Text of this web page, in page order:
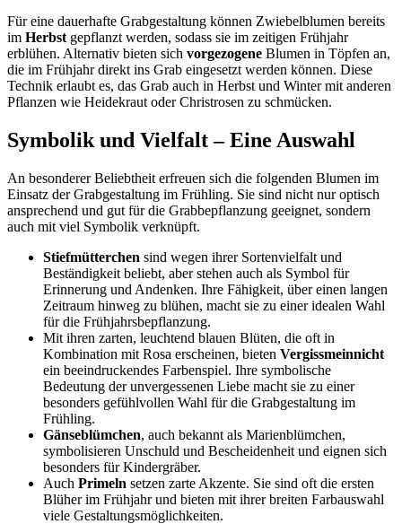
Für eine dauerhafte Grabgestaltung können Zwiebelblumen bereits
im Herbst gepflanzt werden, sodass sie im zeitigen Frühjahr
erblühen. Alternativ bieten sich vorgezogene Blumen in Töpfen an,
die im Frühjahr direkt ins Grab eingesetzt werden können. Diese
Technik erlaubt es, das Grab auch in Herbst und Winter mit anderen
Pflanzen wie Heidekraut oder Christrosen zu schmücken.
Symbolik und Vielfalt – Eine Auswahl
An besonderer Beliebtheit erfreuen sich die folgenden Blumen im
Einsatz der Grabgestaltung im Frühling. Sie sind nicht nur optisch
ansprechend und gut für die Grabbepflanzung geeignet, sondern
auch mit viel Symbolik verknüpft.
Stiefmütterchen sind wegen ihrer Sortenvielfalt und
Beständigkeit beliebt, aber stehen auch als Symbol für
Erinnerung und Andenken. Ihre Fähigkeit, über einen langen
Zeitraum hinweg zu blühen, macht sie zu einer idealen Wahl
für die Frühjahrsbepflanzung.
Mit ihren zarten, leuchtend blauen Blüten, die oft in
Kombination mit Rosa erscheinen, bieten Vergissmeinnicht
ein beeindruckendes Farbenspiel. Ihre symbolische
Bedeutung der unvergessenen Liebe macht sie zu einer
besonders gefühlvollen Wahl für die Grabgestaltung im
Frühling.
Gänseblümchen, auch bekannt als Marienblümchen,
symbolisieren Unschuld und Bescheidenheit und eignen sich
besonders für Kindergräber.
Auch Primeln setzen zarte Akzente. Sie sind oft die ersten
Blüher im Frühjahr und bieten mit ihrer breiten Farbauswahl
viele Gestaltungsmöglichkeiten.